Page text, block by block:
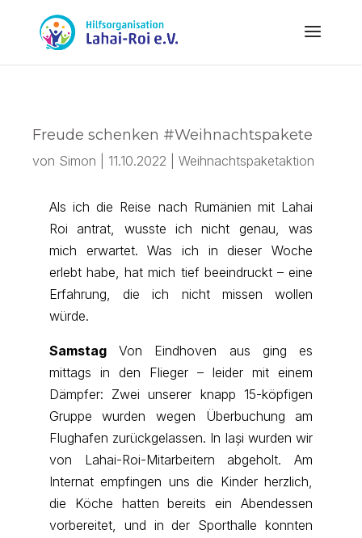
Freude schenken #Weihnachtspakete
von Simon 11.10.2022 Weihnachtspaketaktion
Als ich die Reise nach Rumänien mit Lahai
Roi antrat, wusste ich nicht genau, was
mich erwartet. Was ich in dieser Woche
erlebt habe, hat mich tief beeindruckt – eine
Erfahrung, die ich nicht missen wollen
würde.
SamstagVon Eindhoven aus ging es
mittags in den Flieger – leider mit einem
Dämpfer: Zwei unserer knapp 15-köpfigen
Gruppe wurden wegen Überbuchung am
Flughafen zurückgelassen. In Iași wurden wir
von Lahai-Roi-Mitarbeitern abgeholt. Am
Internat empfingen uns die Kinder herzlich,
die Köche hatten bereits ein Abendessen
vorbereitet, und in der Sporthalle konnten